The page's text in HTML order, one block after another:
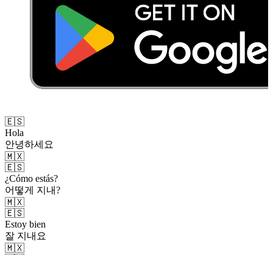
🇪🇸
Hola
안녕하세요
🇲🇽
🇪🇸
¿Cómo estás?
어떻게 지내?
🇲🇽
🇪🇸
Estoy bien
잘 지내요
🇲🇽